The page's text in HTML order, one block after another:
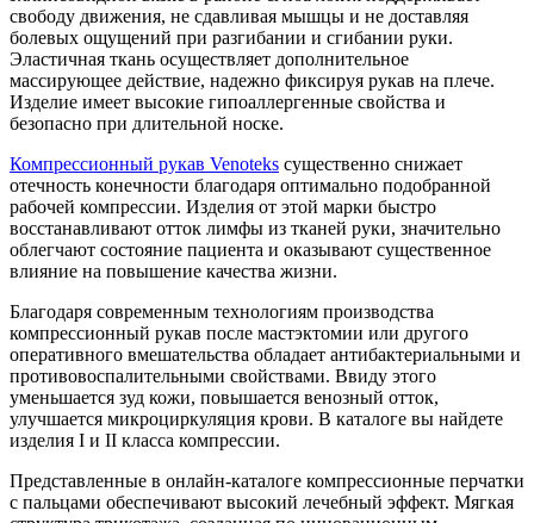
свободу движения, не сдавливая мышцы и не доставляя
болевых ощущений при разгибании и сгибании руки.
Эластичная ткань осуществляет дополнительное
массирующее действие, надежно фиксируя рукав на плече.
Изделие имеет высокие гипоаллергенные свойства и
безопасно при длительной носке.
Компрессионный рукав Venoteks существенно снижает
отечность конечности благодаря оптимально подобранной
рабочей компрессии. Изделия от этой марки быстро
восстанавливают отток лимфы из тканей руки, значительно
облегчают состояние пациента и оказывают существенное
влияние на повышение качества жизни.
Благодаря современным технологиям производства
компрессионный рукав после мастэктомии или другого
оперативного вмешательства обладает антибактериальными и
противовоспалительными свойствами. Ввиду этого
уменьшается зуд кожи, повышается венозный отток,
улучшается микроциркуляция крови. В каталоге вы найдете
изделия I и II класса компрессии.
Представленные в онлайн-каталоге компрессионные перчатки
с пальцами обеспечивают высокий лечебный эффект. Мягкая